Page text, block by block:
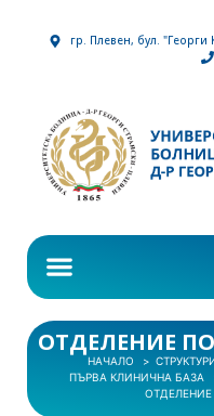
гр. Плевен, бул. "Георги
ОТДЕЛЕНИЕ
НАЧАЛО
ПЪРВА КЛИНИЧНА БАЗА